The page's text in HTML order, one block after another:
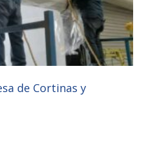
de Cortinas y